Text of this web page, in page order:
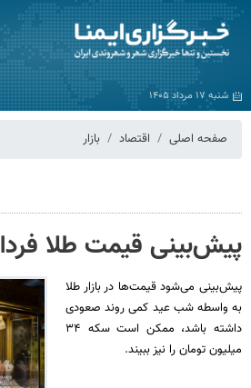
شنبه ۱۷ مرداد ۱۴۰۵
صفحه اصلی اقتصاد بازار
پیش‌بینی قیمت طلا فردا ۸ اسفند ۱۴۰۲
پیش‌بینی می‌شود قیمت‌ها در بازار طلا
به واسطه شب عید کمی روند صعودی
داشته باشد، ممکن است سکه ۳۴
میلیون تومان را نیز ببیند.